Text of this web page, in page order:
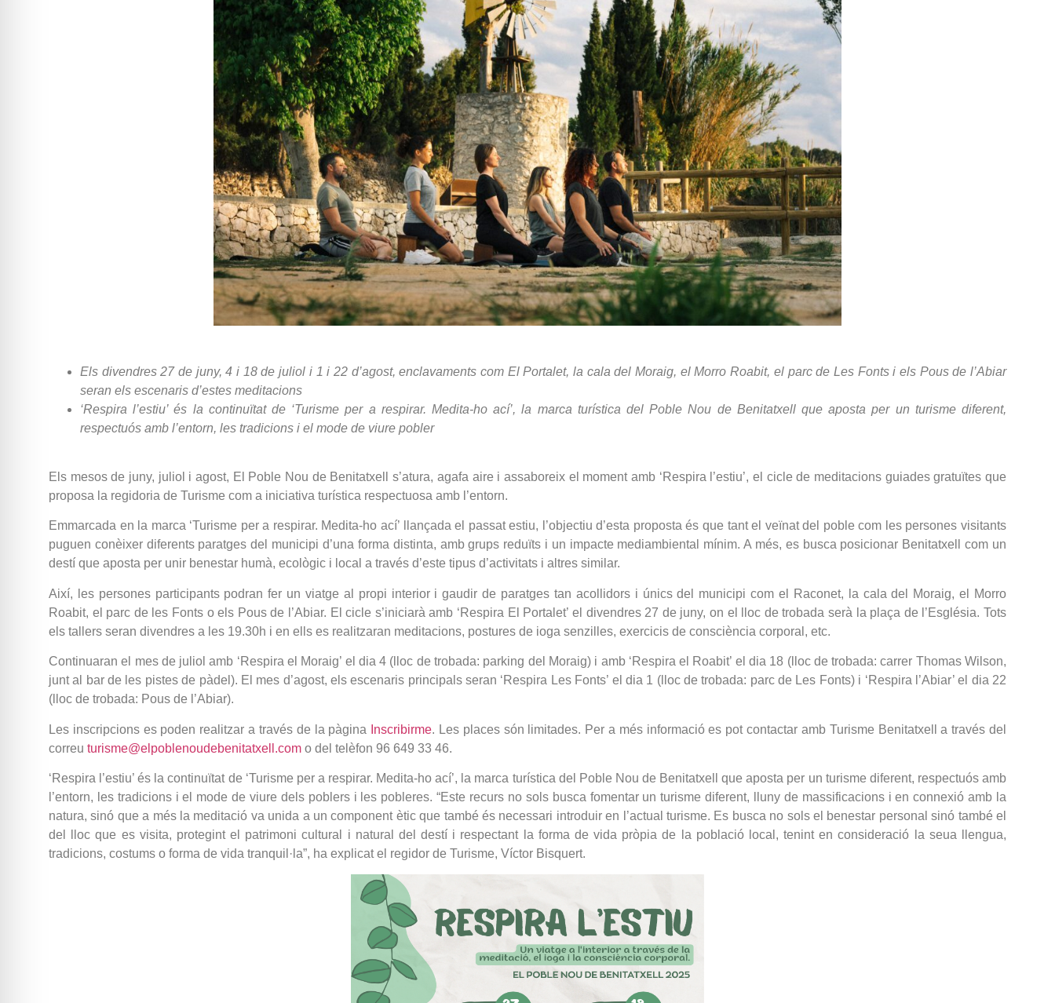
Els divendres 27 de juny, 4 i 18 de juliol i 1 i 22 d’agost, enclavaments com El Portalet, la cala del Moraig, el Morro Roabit, el parc de Les Fonts i els Pous de l’Abiar
seran els escenaris d’estes meditacions
‘Respira l’estiu’ és la continuïtat de ‘Turisme per a respirar. Medita-ho ací’, la marca turística del Poble Nou de Benitatxell que aposta per un turisme diferent,
respectuós amb l’entorn, les tradicions i el mode de viure pobler
Els mesos de juny, juliol i agost, El Poble Nou de Benitatxell s’atura, agafa aire i assaboreix el moment amb ‘Respira l’estiu’, el cicle de meditacions guiades gratuïtes que
proposa la regidoria de Turisme com a iniciativa turística respectuosa amb l’entorn.
Emmarcada en la marca ‘Turisme per a respirar. Medita-ho ací’ llançada el passat estiu, l’objectiu d’esta proposta és que tant el veïnat del poble com les persones visitants
puguen conèixer diferents paratges del municipi d’una forma distinta, amb grups reduïts i un impacte mediambiental mínim. A més, es busca posicionar Benitatxell com un
destí que aposta per unir benestar humà, ecològic i local a través d’este tipus d’activitats i altres similar.
Així, les persones participants podran fer un viatge al propi interior i gaudir de paratges tan acollidors i únics del municipi com el Raconet, la cala del Moraig, el Morro
Roabit, el parc de les Fonts o els Pous de l’Abiar. El cicle s’iniciarà amb ‘Respira El Portalet’ el divendres 27 de juny, on el lloc de trobada serà la plaça de l’Església. Tots
els tallers seran divendres a les 19.30h i en ells es realitzaran meditacions, postures de ioga senzilles, exercicis de consciència corporal, etc.
Continuaran el mes de juliol amb ‘Respira el Moraig’ el dia 4 (lloc de trobada: parking del Moraig) i amb ‘Respira el Roabit’ el dia 18 (lloc de trobada: carrer Thomas Wilson,
junt al bar de les pistes de pàdel). El mes d’agost, els escenaris principals seran ‘Respira Les Fonts’ el dia 1 (lloc de trobada: parc de Les Fonts) i ‘Respira l’Abiar’ el dia 22
(lloc de trobada: Pous de l’Abiar).
Les inscripcions es poden realitzar a través de la pàgina Inscribirme. Les places són limitades. Per a més informació es pot contactar amb Turisme Benitatxell a través del
correu turisme@elpoblenoudebenitatxell.com o del telèfon 96 649 33 46.
‘Respira l’estiu’ és la continuïtat de ‘Turisme per a respirar. Medita-ho ací’, la marca turística del Poble Nou de Benitatxell que aposta per un turisme diferent, respectuós amb
l’entorn, les tradicions i el mode de viure dels poblers i les pobleres. “Este recurs no sols busca fomentar un turisme diferent, lluny de massificacions i en connexió amb la
natura, sinó que a més la meditació va unida a un component ètic que també és necessari introduir en l’actual turisme. Es busca no sols el benestar personal sinó també el
del lloc que es visita, protegint el patrimoni cultural i natural del destí i respectant la forma de vida pròpia de la població local, tenint en consideració la seua llengua,
tradicions, costums o forma de vida tranquil·la”, ha explicat el regidor de Turisme, Víctor Bisquert.